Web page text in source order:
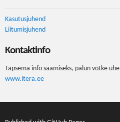
Kasutusjuhend
Liitumisjuhend
Kontaktinfo
Täpsema info saamiseks, palun võtke
www.itera.ee